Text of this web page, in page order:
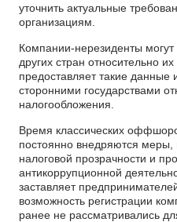
уточнить актуальные
организациям.
Компании-нерезиденты могут
других стран относительно
предоставляет такие
сторонними государствами
налогообложения.
Время классических
постоянно внедряются
налоговой прозрачности и
антикоррупционной
заставляет
возможность регистрации
ранее не рассматривались